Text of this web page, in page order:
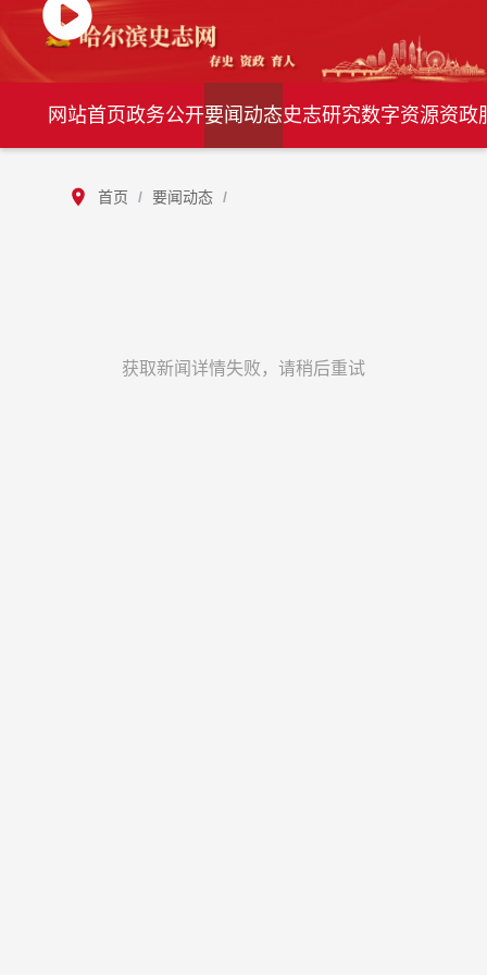
网站首页政务公开要闻动态史志研究数字资源资政
首页 / 要闻动态 /
获取新闻详情失败，请稍后重试